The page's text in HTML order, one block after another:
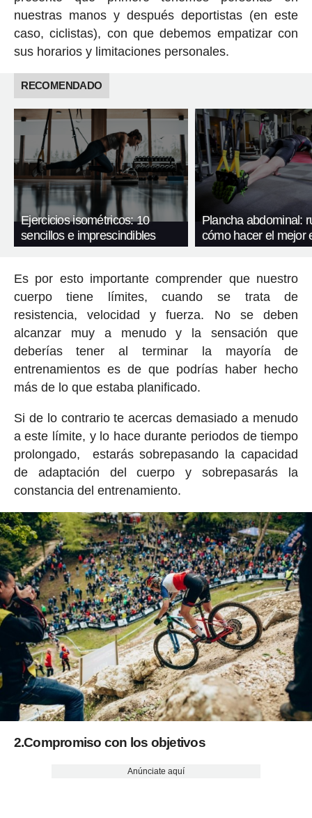
nuestras manos y después deportistas (en este
caso, ciclistas), con que debemos empatizar con
sus horarios y limitaciones personales.
RECOMENDADO
Ejercicios isométricos: 10
sencillos e imprescindibles
Plancha abdominal:
cómo hacer el mejor
Es por esto importante comprender que nuestro
cuerpo tiene límites, cuando se trata de
resistencia, velocidad y fuerza. No se deben
alcanzar muy a menudo y la sensación que
deberías tener al terminar la mayoría de
entrenamientos es de que podrías haber hecho
más de lo que estaba planificado.
Si de lo contrario te acercas demasiado a menudo
a este límite, y lo hace durante periodos de tiempo
prolongado, estarás sobrepasando la capacidad
de adaptación del cuerpo y sobrepasarás la
constancia del entrenamiento.
2.Compromiso con los objetivos
Anúnciate aquí